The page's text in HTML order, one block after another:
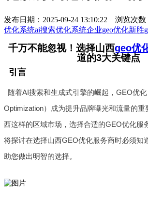
发布日期：2025-09-24 13:10:22 浏览次数
优化系统ai搜索优化系统企业geo优化新胜
千万不能忽视！选择山西geo优
道的3大关键点
引言
随着AI搜索和生成式引擎的崛起，GEO优
Optimization）成为提升品牌曝光和流量的重
西这样的区域市场，选择合适的GEO优化服
将探讨在选择山西GEO优化服务商时必须知
助您做出明智的选择。